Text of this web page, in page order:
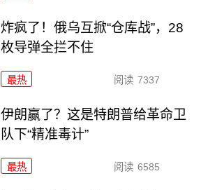
炸疯了！俄乌互掀“仓库战”，28
枚导弹全拦不住
最热 阅读 7337
伊朗赢了？这是特朗普给革命卫
队下“精准毒计”
最热 阅读 6585